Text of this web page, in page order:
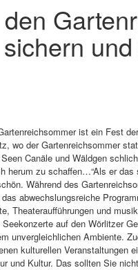
ist ein Fest
wo der Gartenreichsommer
Canäle und Wäldgen
herum zu schaffen…“Als er
Während des
abwechslungsreiche
Theateraufführungen und
auf den Wörlitzer
unvergleichlichen Ambiente.
kulturellen Veranstaltungen
und Kultur. Das sollten Sie